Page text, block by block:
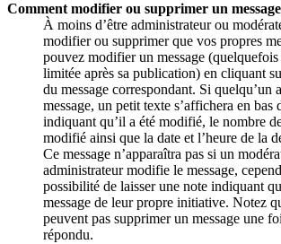
Comment modifier ou supprimer un
À moins d’être administrateur ou
modifier ou supprimer que vos propres
pouvez modifier un message (quelquefois
limitée après sa publication) en cliquant
du message correspondant. Si quelqu’un
message, un petit texte s’affichera en bas
indiquant qu’il a été modifié, le nombre
modifié ainsi que la date et l’heure de la
Ce message n’apparaîtra pas si un
administrateur modifie le message,
possibilité de laisser une note indiquant
message de leur propre initiative. Notez
peuvent pas supprimer un message une
répondu.